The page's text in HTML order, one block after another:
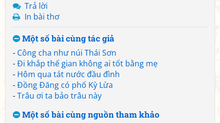
Trả lời
In bài thơ
Một số bài cùng tác giả
- Công cha như núi Thái Sơn
-Đi khắp thế gian không ai tốt bằng mẹ
- Hôm qua tát nước đầu đình
-Đồng Đăng có phố Kỳ Lừa
-Trâu ơi ta bảo trâu này
Một số bài cùng nguồn tham khảo